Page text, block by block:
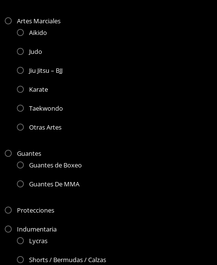
Artes Marciales
Aikido
Judo
Jiu Jitsu – BJJ
Karate
Taekwondo
Otras Artes
Guantes
Guantes de Boxeo
Guantes De MMA
Protecciones
Indumentaria
Lycras
Shorts / Bermudas / Calzas